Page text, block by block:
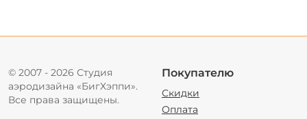
© 2007 - 2026 Студия
аэродизайна «БигХэппи».
Все права защищены.
Покупателю
Скидки
Оплата